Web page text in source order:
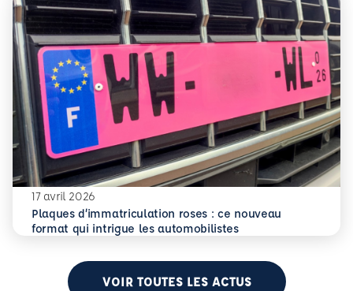
17 avril 2026
Plaques d’immatriculation roses : ce nouveau
format qui intrigue les automobilistes
En savoir plus
Plaques d’immatriculation roses : ce nouveau format
VOIR TOUTES LES ACTUS